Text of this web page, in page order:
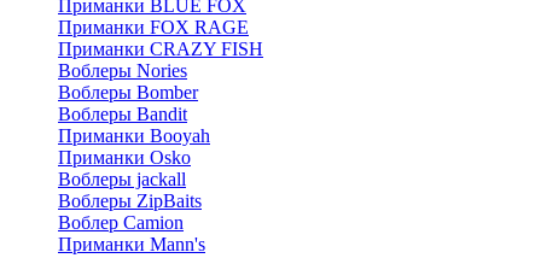
Приманки BLUE FOX
Приманки FOX RAGE
Приманки CRAZY FISH
Воблеры Nories
Воблеры Bomber
Воблеры Bandit
Приманки Booyah
Приманки Osko
Воблеры jackall
Воблеры ZipBaits
Воблер Camion
Приманки Mann's